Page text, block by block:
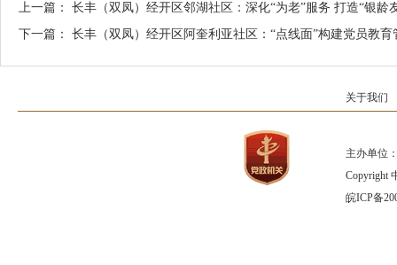
上一篇： 长丰（双凤）经开区邻湖社区：深化“为老”服务 打造“银龄
下一篇： 长丰（双凤）经开区阿奎利亚社区：“点线面”构建党员教育
关于我们
主办单位
Copyright
皖ICP备